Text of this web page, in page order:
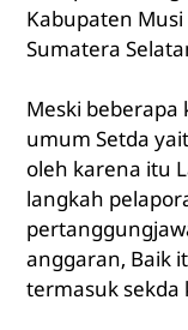
Kabupaten Musi
Sumatera
Meski beberapa
umum Setda
oleh karena itu
langkah
anggaran, Baik
termasuk